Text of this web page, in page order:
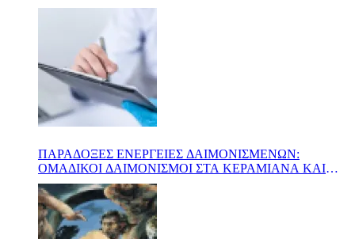
ΠΑΡΑΔΟΞΕΣ ΕΝΕΡΓΕΙΕΣ ΔΑΙΜΟΝΙΣΜΕΝΩΝ:
ΟΜΑΔΙΚΟΙ ΔΑΙΜΟΝΙΣΜΟΙ ΣΤΑ ΚΕΡΑΜΙΑΝΑ ΚΑΙ
ΣΤΗ ΜΠΑΜΠΙΝΗ